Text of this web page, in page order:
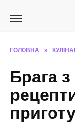
ГОЛОВНА »
Брага